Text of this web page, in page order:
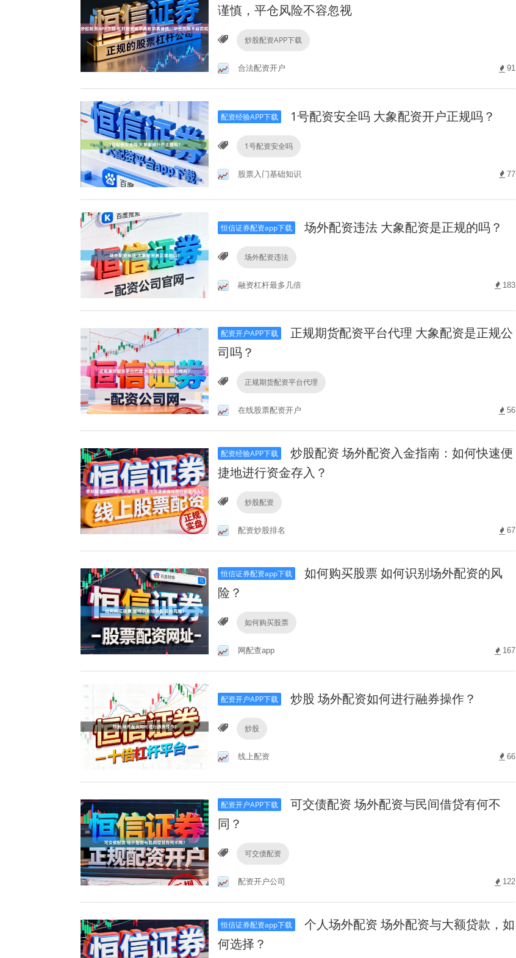
谨慎，平仓风险不容忽视
炒股配资APP下载
合法配资开户 91
配资经验APP下载 1号配资安全吗 大象配资开户正规吗？
1号配资安全吗
股票入门基础知识 77
恒信证券配资app下载 场外配资违法 大象配资是正规的吗？
场外配资违法
融资杠杆最多几倍 183
配资开户APP下载
正规期货配资平台代理 大象配资是正规公
司吗？
正规期货配资平台代理
在线股票配资开户 56
配资经验APP下载
炒股配资 场外配资入金指南：如何快速便
捷地进行资金存入？
炒股配资
配资炒股排名 67
恒信证券配资app下载
如何购买股票 如何识别场外配资的风
险？
如何购买股票
网配查app 167
配资开户APP下载 炒股 场外配资如何进行融券操作？
炒股
线上配资 66
配资开户APP下载
可交债配资 场外配资与民间借贷有何不
同？
可交债配资
配资开户公司 122
恒信证券配资app下载
个人场外配资 场外配资与大额贷款，如
何选择？